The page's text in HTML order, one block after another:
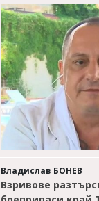
Владислав БОНЕВ
Взривове